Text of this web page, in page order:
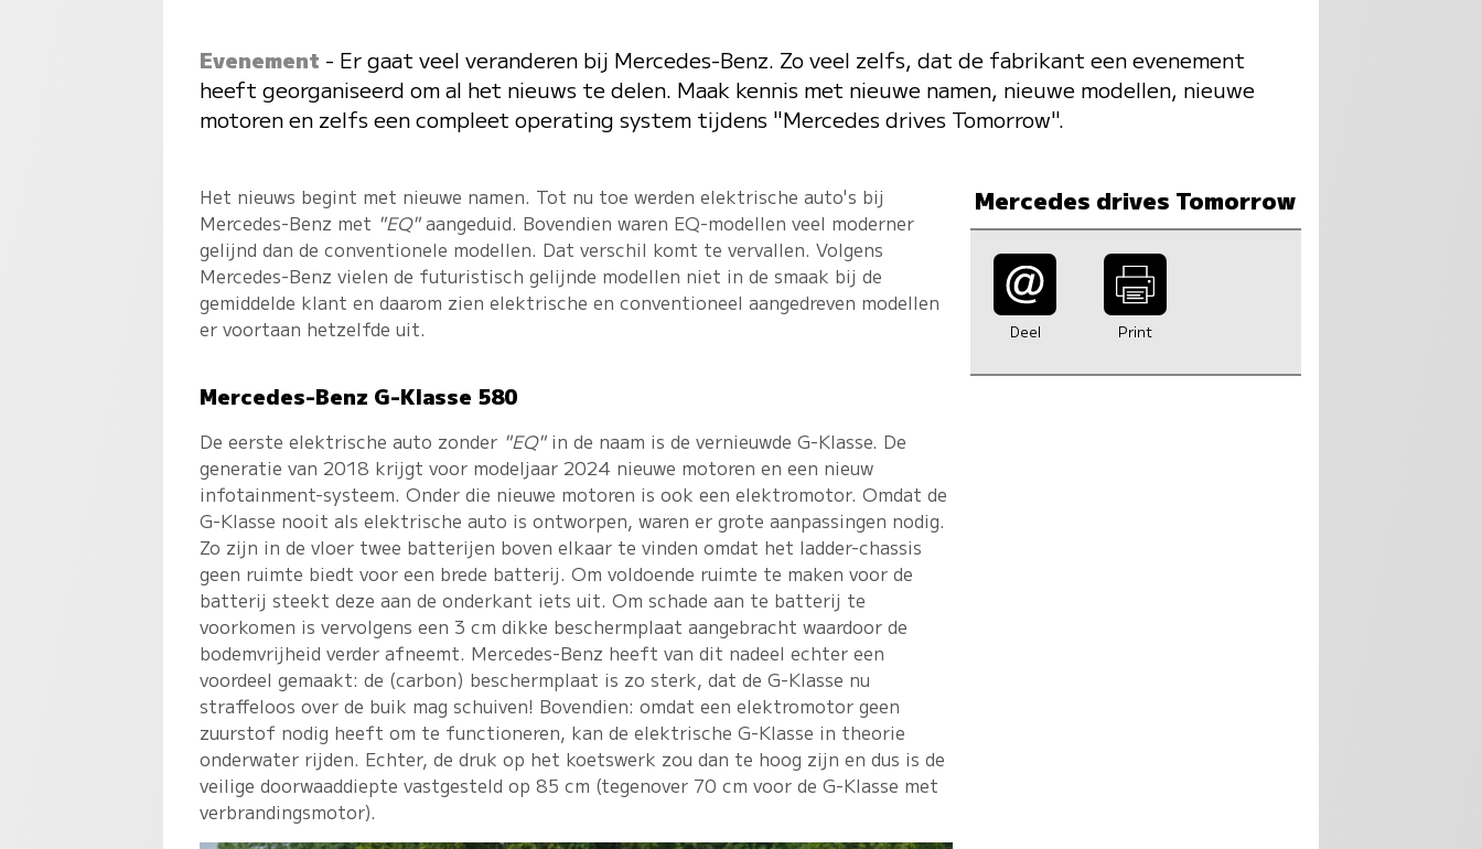
Evenement - Er gaat veel veranderen bij Mercedes-Benz. Zo veel zelfs, dat de fabrikant een evenement
heeft georganiseerd om al het nieuws te delen. Maak kennis met nieuwe namen, nieuwe modellen, nieuwe
motoren en zelfs een compleet operating system tijdens "Mercedes drives Tomorrow".
Het nieuws begint met nieuwe namen. Tot nu toe werden elektrische auto's bij
Mercedes-Benz met "EQ"aangeduid. Bovendien waren EQ-modellen veel moderner
gelijnd dan de conventionele modellen. Dat verschil komt te vervallen. Volgens
Mercedes-Benz vielen de futuristisch gelijnde modellen niet in de smaak bij de
gemiddelde klant en daarom zien elektrische en conventioneel aangedreven modellen
er voortaan hetzelfde uit.
Mercedes-Benz G-Klasse 580
De eerste elektrische auto zonder "EQ"in de naam is de vernieuwde G-Klasse. De
generatie van 2018 krijgt voor modeljaar 2024 nieuwe motoren en een nieuw
infotainment-systeem. Onder die nieuwe motoren is ook een elektromotor. Omdat de
G-Klasse nooit als elektrische auto is ontworpen, waren er grote aanpassingen nodig.
Zo zijn in de vloer twee batterijen boven elkaar te vinden omdat het ladder-chassis
geen ruimte biedt voor een brede batterij. Om voldoende ruimte te maken voor de
batterij steekt deze aan de onderkant iets uit. Om schade aan te batterij te
voorkomen is vervolgens een 3 cm dikke beschermplaat aangebracht waardoor de
bodemvrijheid verder afneemt. Mercedes-Benz heeft van dit nadeel echter een
voordeel gemaakt: de (carbon) beschermplaat is zo sterk, dat de G-Klasse nu
straffeloos over de buik mag schuiven! Bovendien: omdat een elektromotor geen
zuurstof nodig heeft om te functioneren, kan de elektrische G-Klasse in theorie
onderwater rijden. Echter, de druk op het koetswerk zou dan te hoog zijn en dus is de
veilige doorwaaddiepte vastgesteld op 85 cm (tegenover 70 cm voor de G-Klasse met
verbrandingsmotor).
Mercedes drives Tomorrow
Deel Print